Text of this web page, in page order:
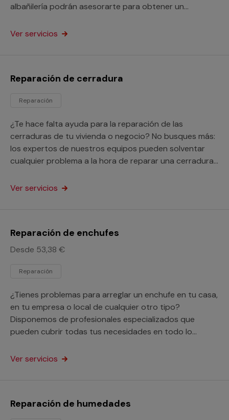
albañilería podrán asesorarte para obtener un
Ver servicios
Reparación de cerradura
Reparación
¿Te hace falta ayuda para la reparación de las
cerraduras de tu vivienda o negocio? No busques más:
los expertos de nuestros equipos pueden solventar
cualquier problema a la hora de reparar una cerradura
Ver servicios
Reparación de enchufes
Desde 53,38 €
Reparación
¿Tienes problemas para arreglar un enchufe en tu casa,
en tu empresa o local de cualquier otro tipo?
Disponemos de profesionales especializados que
pueden cubrir todas tus necesidades en todo lo
Ver servicios
Reparación de humedades